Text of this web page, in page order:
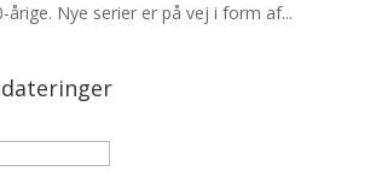
årige. Nye serier er på vej i form af...